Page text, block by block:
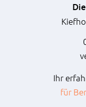
Ihr
für